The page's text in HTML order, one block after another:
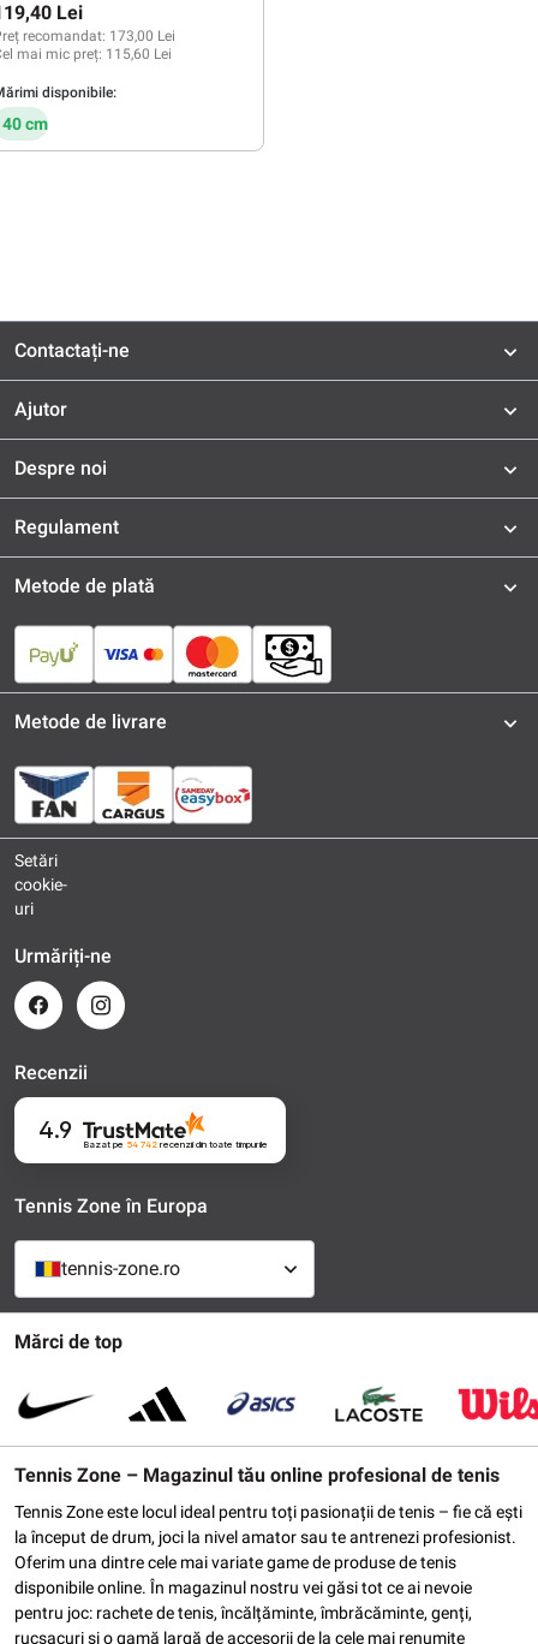
Lei
recomandat: 173,00 Lei
mai mic preț: 115,60 Lei
disponibile:
cm
Contactați-ne
Ajutor
Despre noi
Regulament
Mărci de top
Tennis Zone – Magazinul tău online profesional de tenis
Tennis Zone este locul ideal pentru toți pasionații de tenis – fie că ești
la început de drum, joci la nivel amator sau te antrenezi profesionist.
Oferim una dintre cele mai variate game de produse de tenis
disponibile online. În magazinul nostru vei găsi tot ce ai nevoie
pentru joc: rachete de tenis, încălțăminte, îmbrăcăminte, genți,
rucsacuri și o gamă largă de accesorii de la cele mai renumite
Metode de plată
Metode de livrare
Setări
cookie-
uri
Urmăriți-ne
Recenzii
4.9
Bazat pe 54 742recenziidin toate timpurile
Tennis Zone în Europa
tennis-zone.ro